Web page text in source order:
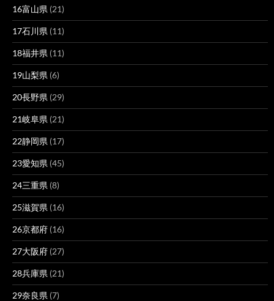
16富山県 (21)
17石川県 (11)
18福井県 (11)
19山梨県 (6)
20長野県 (29)
21岐阜県 (21)
22静岡県 (17)
23愛知県 (45)
24三重県 (8)
25滋賀県 (16)
26京都府 (16)
27大阪府 (27)
28兵庫県 (21)
29奈良県 (7)